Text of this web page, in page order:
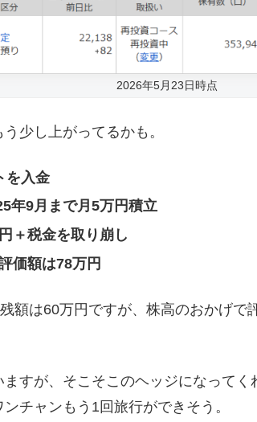
2026年5月23日時点
少し上がってるかも。
を入金
年9月まで月5万円積立
＋税金を取り崩し
価額は78万円
額は60万円ですが、株高のおかげで
すが、そこそこのヘッジになってく
チャンもう1回旅行ができそう。